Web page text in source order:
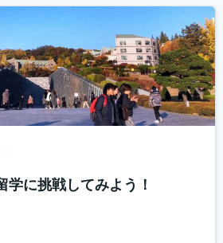
学に挑戦してみよう！